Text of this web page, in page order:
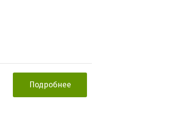
Подробнее